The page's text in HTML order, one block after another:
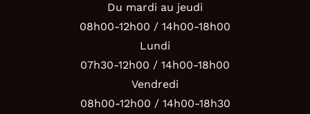
Du mardi au jeudi
08h00-12h00 / 14h00-18h00
Lundi
07h30-12h00 / 14h00-18h00
Vendredi
08h00-12h00 / 14h00-18h30